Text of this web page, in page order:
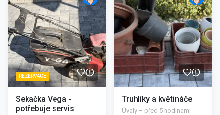
REZERVACE
Sekačka Vega -
potřebuje servis
Truhlíky a květináče
Úvaly – před 5 hodinami